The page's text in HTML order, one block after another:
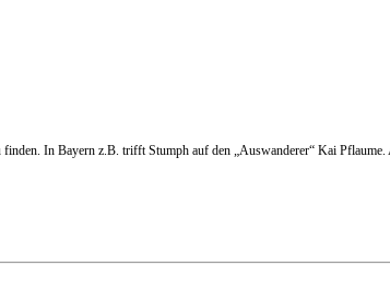
In Bayern z.B. trifft Stumph auf den „Auswanderer“ Kai